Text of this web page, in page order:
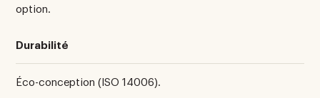
option.
Durabilité
Éco-conception (ISO 14006).